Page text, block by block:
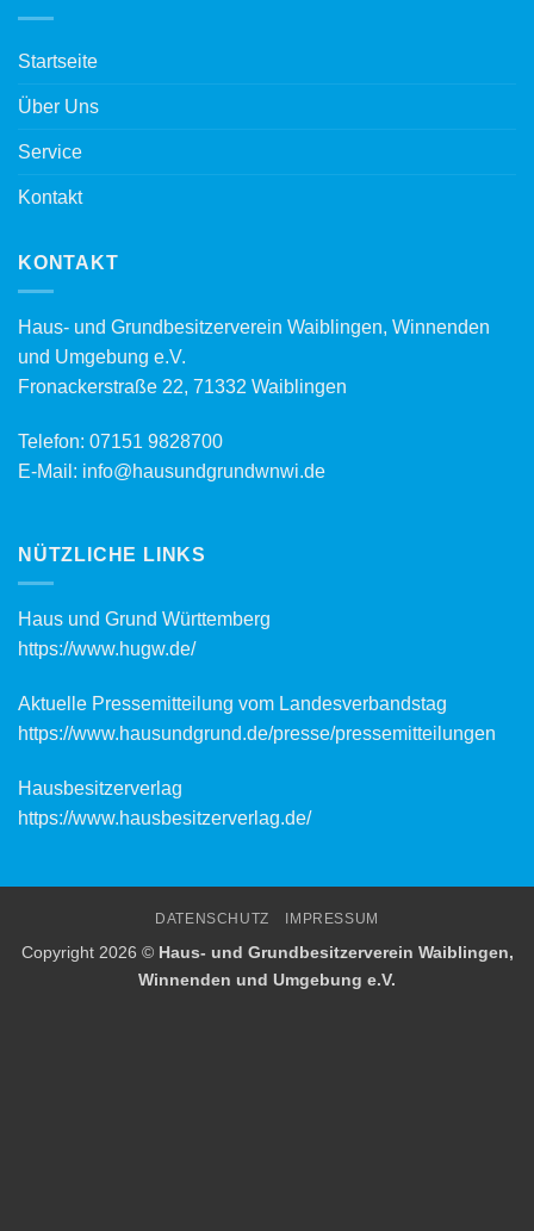
Startseite
Über Uns
Service
Kontakt
KONTAKT
Haus- und Grundbesitzerverein Waiblingen, Winnenden
und Umgebung e.V.
Fronackerstraße 22, 71332 Waiblingen
Telefon: 07151 9828700
E-Mail: info@hausundgrundwnwi.de
NÜTZLICHE LINKS
Haus und Grund Württemberg
https://www.hugw.de/
Aktuelle Pressemitteilung vom Landesverbandstag
https://www.hausundgrund.de/presse/pressemitteilungen
Hausbesitzerverlag
https://www.hausbesitzerverlag.de/
DATENSCHUTZ IMPRESSUM
Copyright 2026 © Haus- und Grundbesitzerverein Waiblingen,
Winnenden und Umgebung e.V.